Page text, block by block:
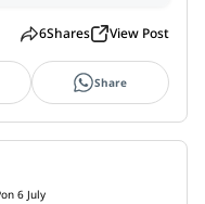
6Shares View Post
Share
on 6 July